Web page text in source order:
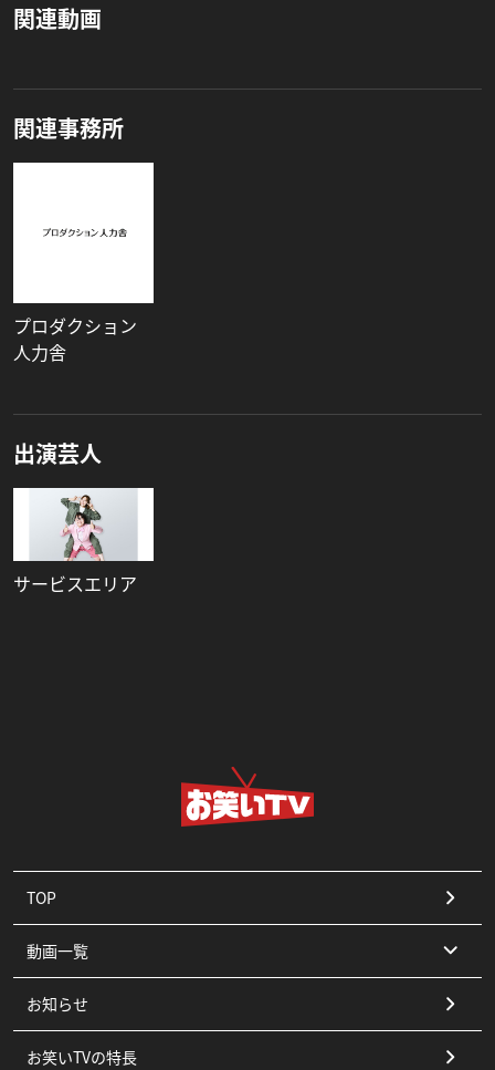
関連動画
関連事務所
プロダクション
人力舎
出演芸人
サービスエリア
TOP
動画一覧
コント
漫才
お知らせ
お笑いTVの特長